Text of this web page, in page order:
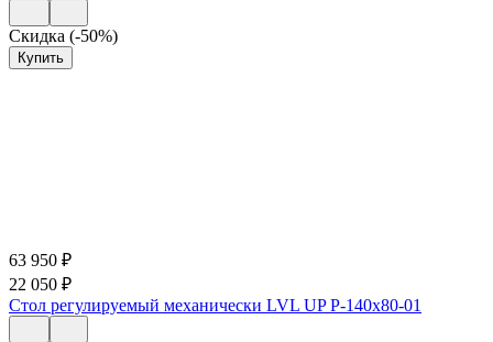
Скидка (-50%)
Купить
63 950 ₽
22 050 ₽
Стол регулируемый механически LVL UP Р-140х80-01